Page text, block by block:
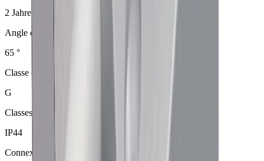
2 Jahre
Angle de rayonnement
65 °
Classe d’efficacité énergétique
G
Classes de protection IP
IP44
Connexion